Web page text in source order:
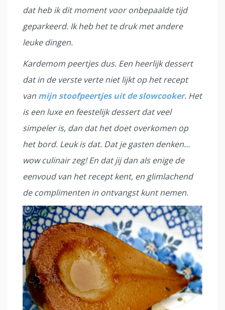
dat heb ik dit moment voor onbepaalde tijd
geparkeerd. Ik heb het te druk met andere
leuke dingen.
Kardemom peertjes dus. Een heerlijk dessert
dat in de verste verte niet lijkt op het recept
van mijn stoofpeertjes uit de slowcooker. Het
is een luxe en feestelijk dessert dat veel
simpeler is, dan dat het doet overkomen op
het bord. Leuk is dat. Dat je gasten denken…
wow culinair zeg! En dat jij dan als enige de
eenvoud van het recept kent, en glimlachend
de complimenten in ontvangst kunt nemen.